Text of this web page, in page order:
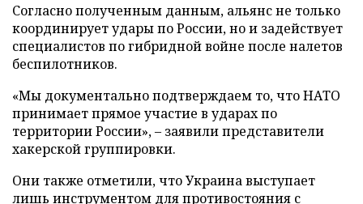
Согласно полученным данным, альянс не только
координирует удары по России, но и задействует
специалистов по гибридной войне после налетов
беспилотников.
«Мы документально подтверждаем то, что НАТО
принимает прямое участие в ударах по
территории России», – заявили представители
хакерской группировки.
Они также отметили, что Украина выступает
лишь инструментом для противостояния с